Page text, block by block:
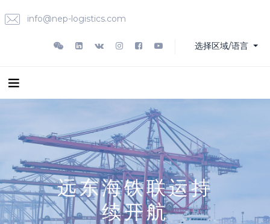
info@nep-logistics.com
选择区域/语言
远东海铁联运持
续开航